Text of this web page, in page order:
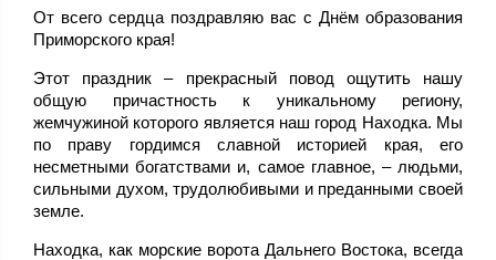
От всего сердца поздравляю вас с Днём образования
Приморского края!
Этот праздник – прекрасный повод ощутить нашу
общую причастность к уникальному региону,
жемчужиной которого является наш город Находка. Мы
по праву гордимся славной историей края, его
несметными богатствами и, самое главное, – людьми,
сильными духом, трудолюбивыми и преданными своей
земле.
Находка, как морские ворота Дальнего Востока, всегда